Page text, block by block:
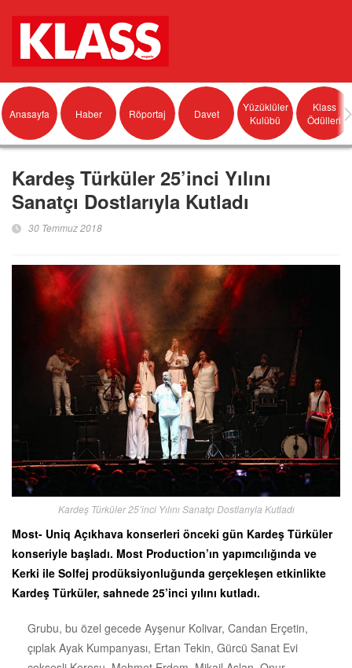
Anasayfa Haber Röportaj Davet
Yüzüklüler
Kulübü
Klass
Ödülleri
Kardeş Türküler 25’inci Yılını
Sanatçı Dostlarıyla Kutladı
30 Temmuz 2018
Kardeş Türküler 25’inci Yılını Sanatçı Dostlarıyla Kutladı
Most- Uniq Açıkhava konserleri önceki gün Kardeş Türküler
konseriyle başladı. Most Production’ın yapımcılığında ve
Kerki ile Solfej prodüksiyonluğunda gerçekleşen etkinlikte
Kardeş Türküler, sahnede 25’inci yılını kutladı.
Grubu, bu özel gecede Ayşenur Kolivar, Candan Erçetin,
çıplak Ayak Kumpanyası, Ertan Tekin, Gürcü Sanat Evi